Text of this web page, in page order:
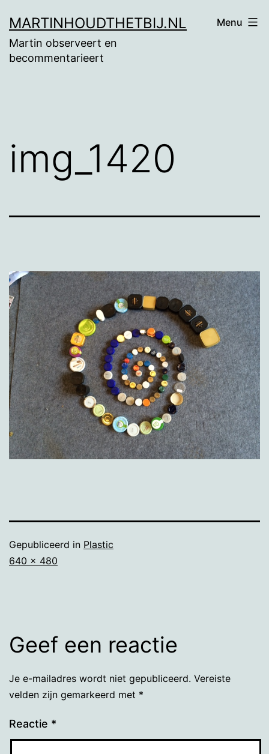
naar
de
MARTINHOUDTHETBIJ.NL
Martin observeert en
becommentarieert
Menu
img_1420
Gepubliceerd in Plastic
Volledige
640 × 480
Geef een reactie
Je e-mailadres wordt niet gepubliceerd. Vereiste
velden zijn gemarkeerd met *
Reactie *